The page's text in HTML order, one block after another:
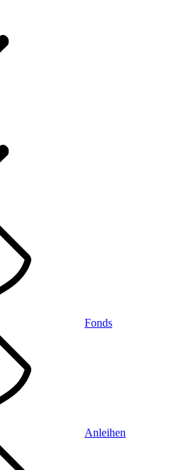
Fonds
Anleihen